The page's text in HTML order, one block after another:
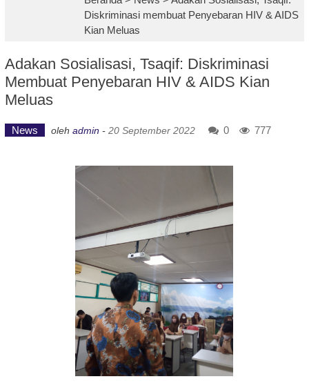
Diskriminasi membuat Penyebaran HIV & AIDS
Kian Meluas
Adakan Sosialisasi, Tsaqif: Diskriminasi
Membuat Penyebaran HIV & AIDS Kian
Meluas
News oleh admin - 20 September 2022 0 777